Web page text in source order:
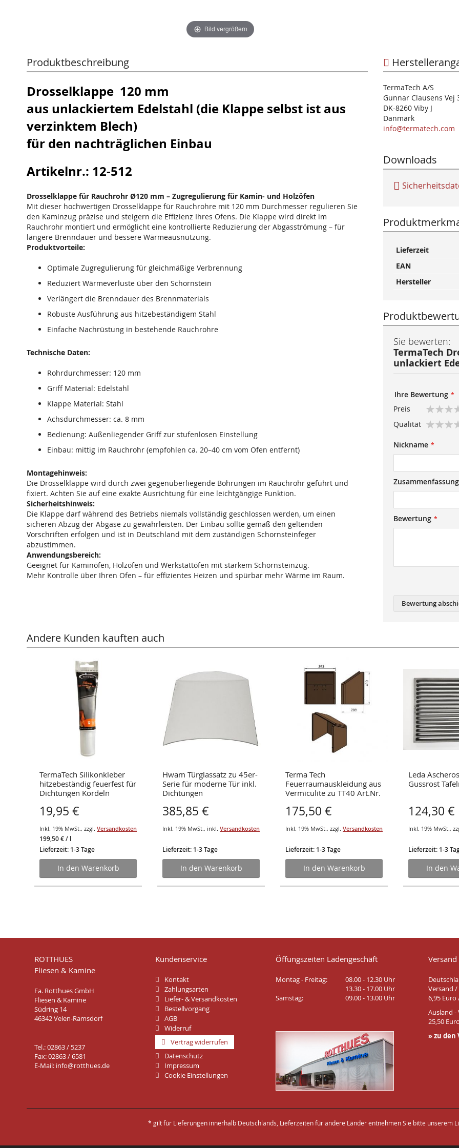
Bild vergrößern
Produktbeschreibung
Drosselklappe 120 mm
aus unlackiertem Edelstahl (die Klappe selbst ist aus
verzinktem Blech)
für den nachträglichen Einbau
Artikelnr.: 12-512
Drosselklappe für Rauchrohr Ø120 mm – Zugregulierung für Kamin- und Holzöfen
Mit dieser hochwertigen Drosselklappe für Rauchrohre mit 120 mm Durchmesser regulieren Sie
den Kaminzug präzise und steigern die Effizienz Ihres Ofens. Die Klappe wird direkt im
Rauchrohr montiert und ermöglicht eine kontrollierte Reduzierung der Abgasströmung – für
längere Brenndauer und bessere Wärmeausnutzung.
Produktvorteile:
Optimale Zugregulierung für gleichmäßige Verbrennung
Reduziert Wärmeverluste über den Schornstein
Verlängert die Brenndauer des Brennmaterials
Robuste Ausführung aus hitzebeständigem Stahl
Einfache Nachrüstung in bestehende Rauchrohre
Technische Daten:
Rohrdurchmesser: 120 mm
Griff Material: Edelstahl
Klappe Material: Stahl
Achsdurchmesser: ca. 8 mm
Bedienung: Außenliegender Griff zur stufenlosen Einstellung
Einbau: mittig im Rauchrohr (empfohlen ca. 20–40 cm vom Ofen entfernt)
Montagehinweis:
Die Drosselklappe wird durch zwei gegenüberliegende Bohrungen im Rauchrohr geführt und
fixiert. Achten Sie auf eine exakte Ausrichtung für eine leichtgängige Funktion.
Sicherheitshinweis:
Die Klappe darf während des Betriebs niemals vollständig geschlossen werden, um einen
sicheren Abzug der Abgase zu gewährleisten. Der Einbau sollte gemäß den geltenden
Vorschriften erfolgen und ist in Deutschland mit dem zuständigen Schornsteinfeger
abzustimmen.
Anwendungsbereich:
Geeignet für Kaminöfen, Holzöfen und Werkstattöfen mit starkem Schornsteinzug.
Mehr Kontrolle über Ihren Ofen – für effizientes Heizen und spürbar mehr Wärme im Raum.
TermaTech A/S
Gunnar Clausens Vej
DK-8260 Viby J
Danmark
info@termatech.com
Downloads
Mehr
Lieferzeit
EAN
Hersteller
Sie bewerten:
TermaTech
unlackiert
Ihre Bewertung
Preis
star
stars
stars
stars
stars
Qualität
star
stars
stars
stars
stars
Nickname
Zusammenfassung
Bewertung
Bewertung
Andere Kunden kauften auch
TermaTech Silikonkleber
hitzebeständig feuerfest für
Dichtungen Kordeln
19,95 €
Inkl. 19% MwSt. , zzgl. Versandkosten
199,50 €/ l
Lieferzeit: 1-3 Tage
In den Warenkorb
Hwam Türglassatz zu 45er-
Serie für moderne Tür inkl.
Dichtungen
385,85 €
Inkl. 19% MwSt. , inkl. Versandkosten
Lieferzeit: 1-3 Tage
In den Warenkorb
Terma Tech
Feuerraumauskleidung aus
Vermiculite zu TT40 Art.Nr.
175,50 €
Inkl. 19% MwSt. , zzgl. Versandkosten
Lieferzeit: 1-3 Tage
In den Warenkorb
Leda
Gussrost
124,30 €
Inkl. 19% MwSt. ,
Lieferzeit: 1-3
In den
ROTTHUES
Fliesen & Kamine
Fa. Rotthues GmbH
Fliesen & Kamine
Südring 14
46342 Velen-Ramsdorf
Tel.: 02863 / 5237
Fax: 02863 / 6581
E-Mail: info@rotthues.de
Kundenservice
Kontakt
Zahlungsarten
Liefer- & Versandkosten
Bestellvorgang
AGB
Widerruf
Vertrag widerrufen
Datenschutz
Impressum
Cookie Einstellungen
Öffungszeiten Ladengeschäft
Montag - Freitag:
08.00 - 12.30 Uhr
13.30 - 17.00 Uhr
Samstag:
09.00 - 13.00 Uhr
Versand
Versand
6,95
Ausland -
25,50
» zu den
* gilt für Lieferungen innerhalb Deutschlands, Lieferzeiten für andere Länder entnehmen Sie bitte unserem